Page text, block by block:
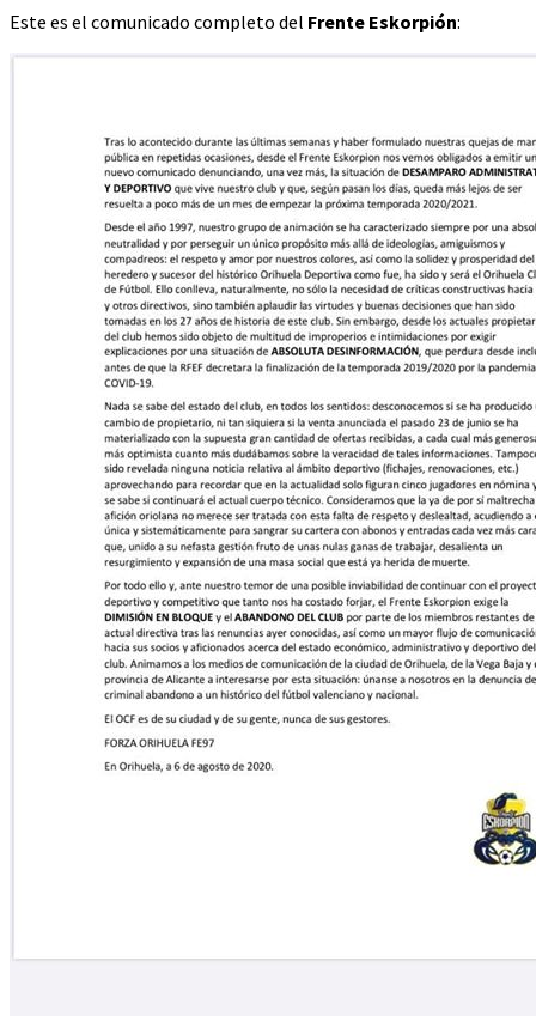
Este es el comunicado completo del Frente Eskorpión: